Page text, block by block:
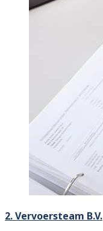
2. Vervoersteam B.V.